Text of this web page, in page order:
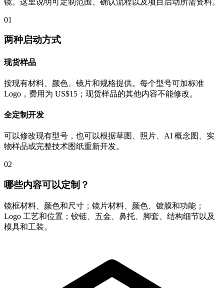
01
两种启动方式
现货样品
按现有材料、颜色、镜片和规格提供。每个型号可加标准
Logo，费用为 US$15；现货样品的其他内容不能修改。
全定制开发
可以修改现有型号，也可以根据草图、照片、AI 概念图、实
物样品或完整技术图纸重新开发。
02
哪些内容可以定制？
镜框材料、颜色和尺寸；镜片材料、颜色、镀膜和功能；
Logo 工艺和位置；铰链、五金、鼻托、脚套、结构细节以及
模具和工装。